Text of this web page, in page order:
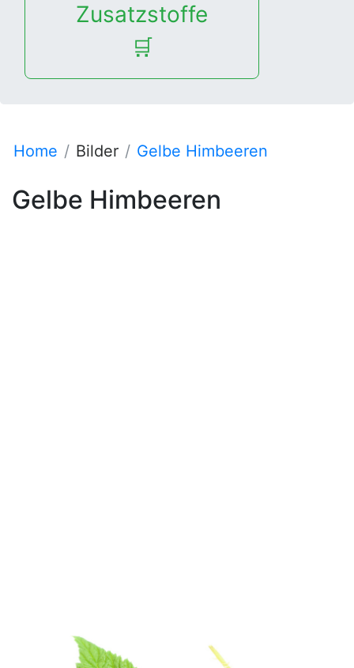
Zusatzstoffe
🛒
Home Bilder Gelbe Himbeeren
Gelbe Himbeeren